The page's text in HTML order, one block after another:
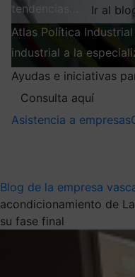
tendencias…
Ir al
Atlas Política Industrial
industrial a la
Ayudas e iniciativas
Consulta aquí
Asistencia a empresas
Blog de la empresa
acondicionamiento de
su fase final